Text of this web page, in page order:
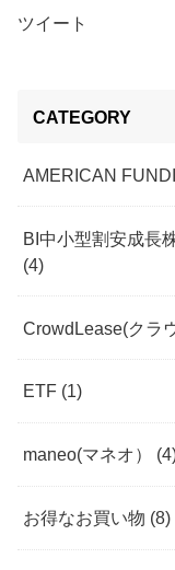
ツイート
CATEGORY
AMERICAN
BI中小型割安成長
(4)
CrowdLease(クラ
ETF (1)
maneo(マネオ）
お得なお買い物 (8)